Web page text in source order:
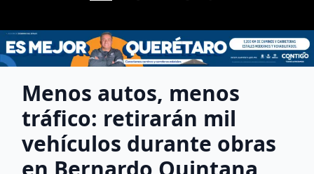
Menos autos, menos
tráfico: retirarán mil
vehículos durante obras